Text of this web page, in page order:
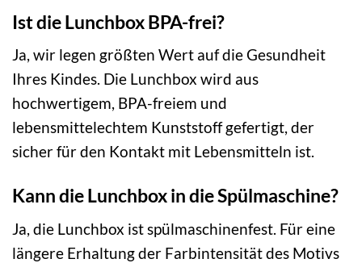
Ist die Lunchbox BPA-frei?
Ja, wir legen größten Wert auf die Gesundheit
Ihres Kindes. Die Lunchbox wird aus
hochwertigem, BPA-freiem und
lebensmittelechtem Kunststoff gefertigt, der
sicher für den Kontakt mit Lebensmitteln ist.
Kann die Lunchbox in die Spülmaschine?
Ja, die Lunchbox ist spülmaschinenfest. Für eine
längere Erhaltung der Farbintensität des Motivs